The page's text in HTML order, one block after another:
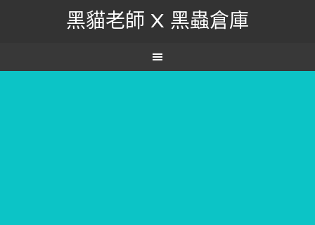
黑貓老師 X 黑蟲倉庫